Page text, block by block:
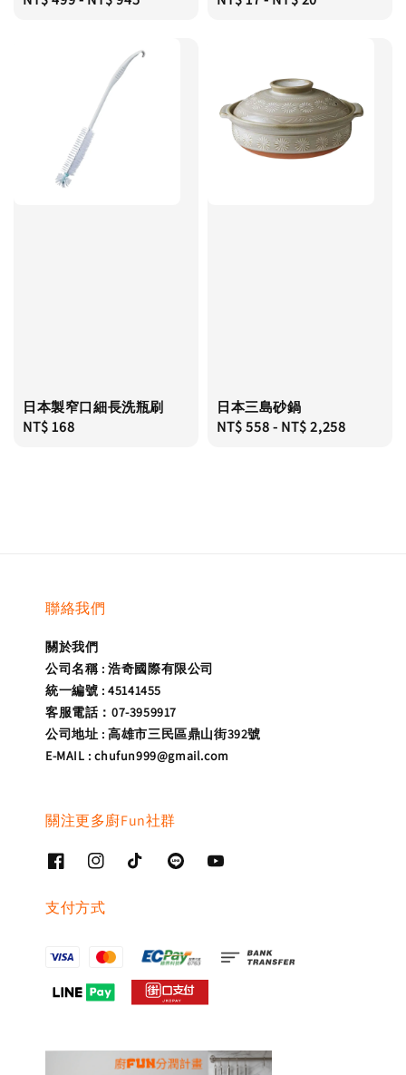
日本製窄口細長洗瓶刷
Regular
NT$ 168
日本三島砂鍋
Regular
NT$ 558- NT$ 2,258
聯絡我們
關於我們
公司名稱 : 浩奇國際有限公司
統一編號 : 45141455
客服電話：07-3959917
公司地址 : 高雄市三民區鼎山街392號
E-MAIL : chufun999@gmail.com
關注更多廚Fun社群
支付方式